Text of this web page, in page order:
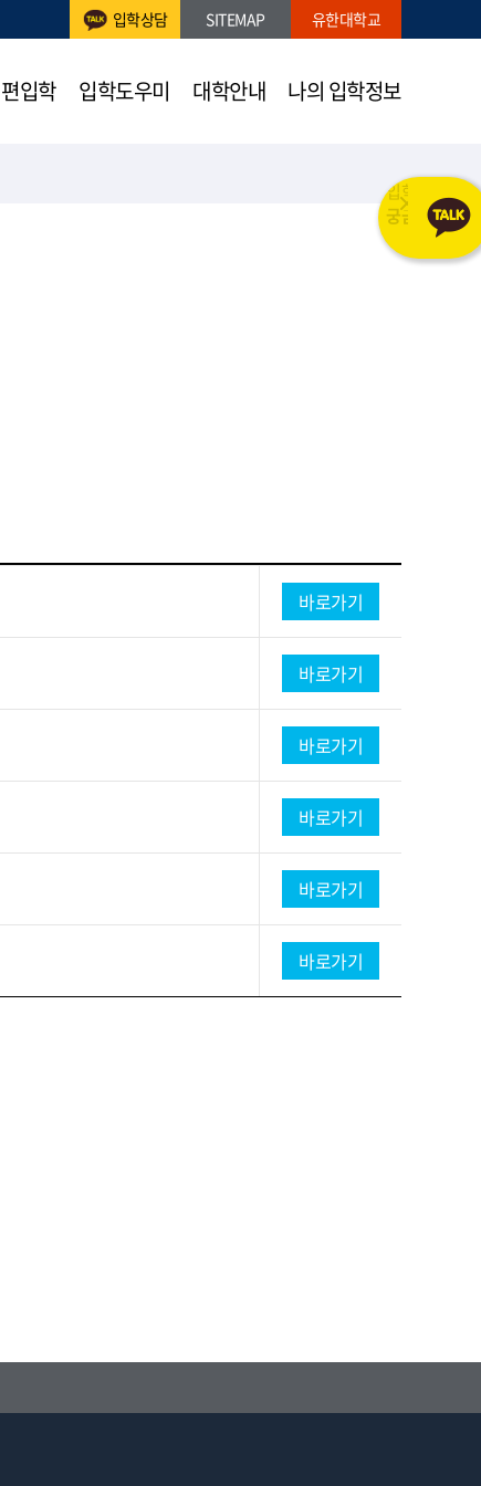
입학상담 SITEMAP 유한대학교
편입학 입학도우미 대학안내 나의 입학정보
입학의 모든 것을 도와드립니다.
바로가기
바로가기
바로가기
바로가기
바로가기
바로가기